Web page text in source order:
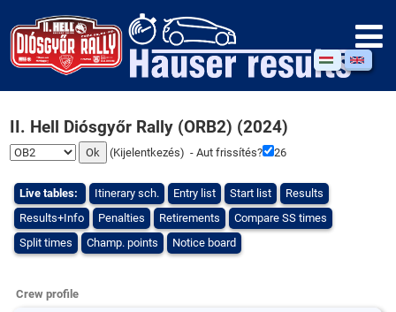
II. Hell Diósgyőr Rally (ORB2) (2024)
(Kijelentkezés) - Aut frissítés? 26
Live tables: Itinerary sch. Entry list Start list
Results
Results+Info
Penalties Retirements
Compare SS times
Split times
Champ. points Notice board
Crew profile